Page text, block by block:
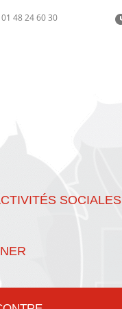
01 48 24 60 30
SOCIALES